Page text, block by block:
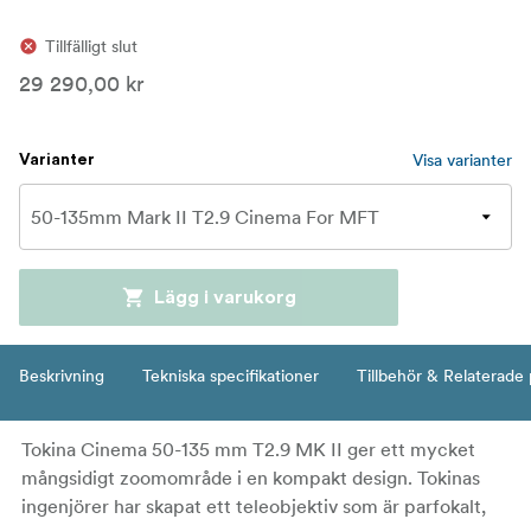
Tillfälligt slut
29 290,00 kr
Varianter Visa varianter
Lägg i varukorg
Beskrivning Tekniska specifikationer Tillbehör & Relaterade
Tokina Cinema 50-135 mm T2.9 MK II ger ett mycket
mångsidigt zoomområde i en kompakt design. Tokinas
ingenjörer har skapat ett teleobjektiv som är parfokalt,